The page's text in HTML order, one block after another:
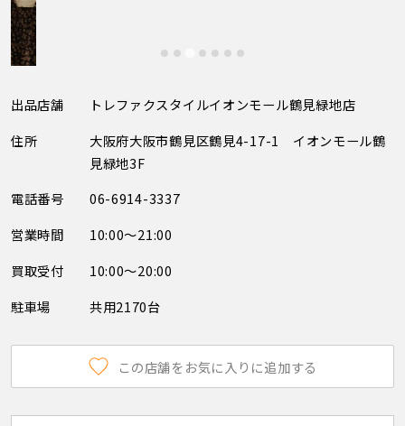
出品店舗
トレファクスタイルイオンモール鶴見緑地店
住所
大阪府大阪市鶴見区鶴見4-17-1 イオンモール鶴
見緑地3F
電話番号
06-6914-3337
営業時間
10:00～21:00
買取受付
10:00～20:00
駐車場
共用2170台
この店舗をお気に入りに追加する